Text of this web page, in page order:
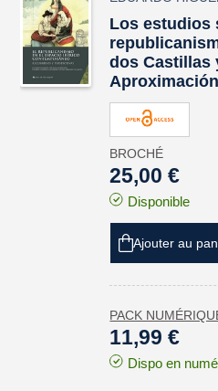
Los estudios
dos Castillas
BROCHÉ
25,00 €
Disponible
Ajouter au
PACK
11,99 €
Dispo en